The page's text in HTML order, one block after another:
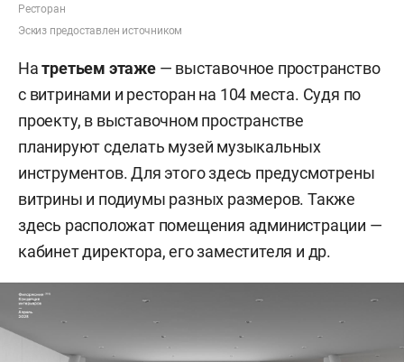
Ресторан
Эскиз предоставлен источником
Натретьем этаже— выставочное пространство
с витринами и ресторан на 104 места. Судя по
проекту, в выставочном пространстве
планируют сделать музей музыкальных
инструментов. Для этого здесь предусмотрены
витрины и подиумы разных размеров. Также
здесь расположат помещения администрации —
кабинет директора, его заместителя и др.